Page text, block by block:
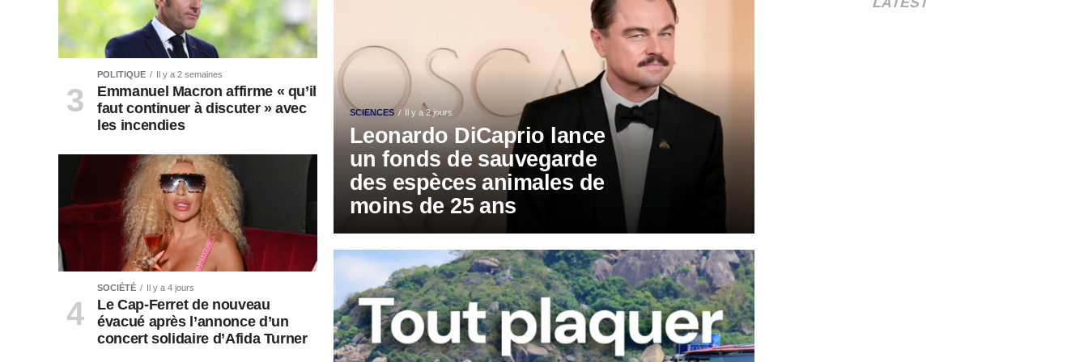
SCIENCES Il y a 2 jours
Leonardo DiCaprio lance
un fonds de sauvegarde
des espèces animales de
moins de 25 ans
POLITIQUE Il y a 2 semaines
Emmanuel Macron affirme « qu’il
faut continuer à discuter » avec
les incendies
SOCIÉTÉ Il y a 4 jours
Le Cap-Ferret de nouveau
évacué après l’annonce d’un
concert solidaire d’Afida Turner